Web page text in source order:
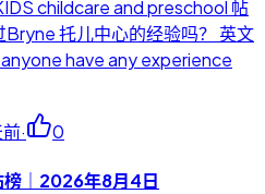
childcare and preschool 帖
托儿中心的经验吗？ 英文
have any experience
前· 0
｜2026年8月4日